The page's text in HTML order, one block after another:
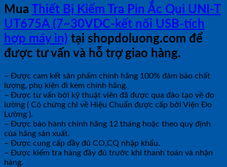
Mua Thiết Bị Kiểm Tra Pin Ắc Qui UNI-T
UT675A (7~30VDC-kết nối USB-tích
hợp máy in) tại shopdoluong.com để
được tư vấn và hỗ trợ giao hàng.
– Được cam kết sản phẩm chính hãng 100% đảm bảo chất
lượng, phụ kiện đi kèm chính hãng.
– Được tư vấn bởi kỹ thuật viên đã được qua đào tạo về đo
lường ( Có chứng chỉ về Hiệu Chuẩn được cấp bởi Viện Đo
Lường ).
– Được bảo hành chính hãng 12 tháng hoặc theo quy định
của hãng sản xuất.
– Được cung cấp đầy đủ CO,CQ nhập khẩu.
– Được kiểm tra hàng đầy đủ trước khi thanh toán và nhận
hàng.